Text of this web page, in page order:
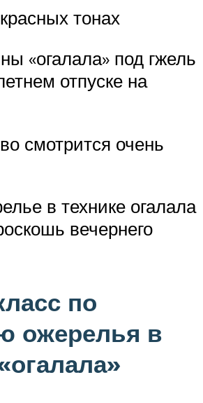
тонах
«огалала» под гжель
отпуске на
смотрится очень
в технике огалала
вечернего
по
ожерелья в